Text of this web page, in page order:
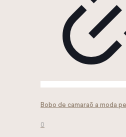
Bobo de camaraõ a moda
0